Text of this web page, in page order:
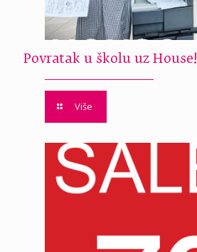
Povratak u školu uz House!
Više